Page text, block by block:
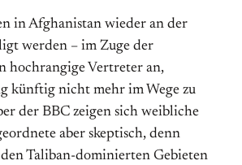
in Afghanistan wieder an der
werden – im Zuge der
hochrangige Vertreter an,
künftig nicht mehr im Wege zu
der BBC zeigen sich weibliche
aber skeptisch, denn
Taliban-dominierten Gebieten